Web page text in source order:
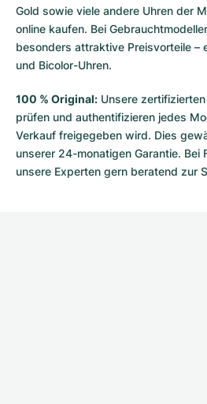
Gold sowie viele andere Uhren der
online kaufen. Bei
besonders attraktive Preisvorteile –
und Bicolor-Uhren.
100 % Original: Unsere zertifizierten
prüfen und authentifizieren jedes
Verkauf freigegeben wird. Dies
unserer 24-monatigen Garantie. Bei
unsere Experten gern beratend zur